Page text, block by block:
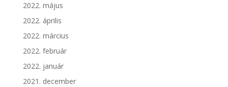
2022. május
2022. április
2022. március
2022. február
2022. január
2021. december